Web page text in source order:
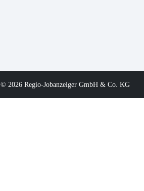
© 2026 Regio-Jobanzeiger GmbH & Co. KG